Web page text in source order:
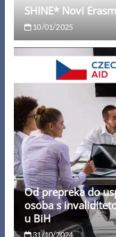
SHINE* Novi
10/01/2025
Od prepreka do
osoba s
u BiH
31/10/2024